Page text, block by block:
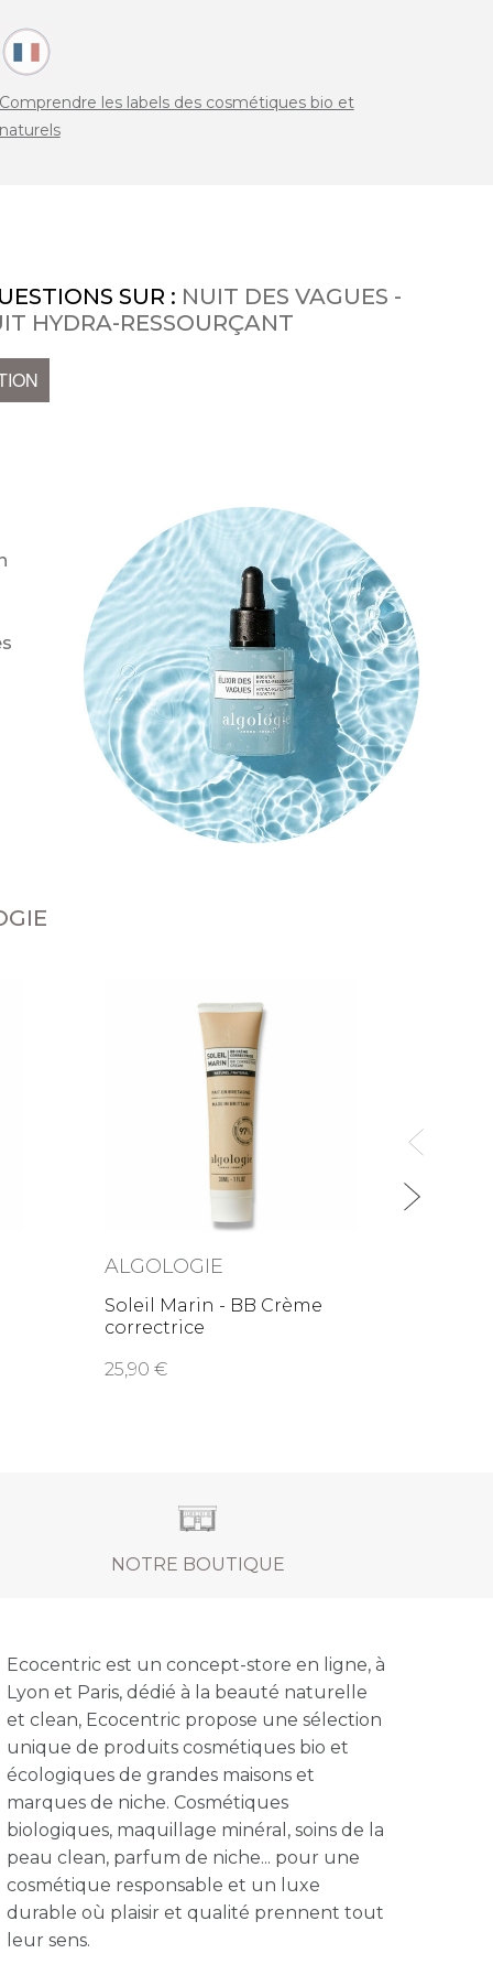
les labels des cosmétiques bio et
SUR : NUIT DES VAGUES -
HYDRA-RESSOURÇANT
ALGOLOGIE
Soleil Marin - BB Crème
correctrice
25,90
NOTRE BOUTIQUE
Ecocentric est un concept-store en ligne, à
Lyon et Paris, dédié à la beauté naturelle
et clean, Ecocentric propose une sélection
unique de produits cosmétiques bio et
écologiques de grandes maisons et
marques de niche. Cosmétiques
biologiques, maquillage minéral, soins de la
peau clean, parfum de niche... pour une
cosmétique responsable et un luxe
durable où plaisir et qualité prennent tout
leur sens.